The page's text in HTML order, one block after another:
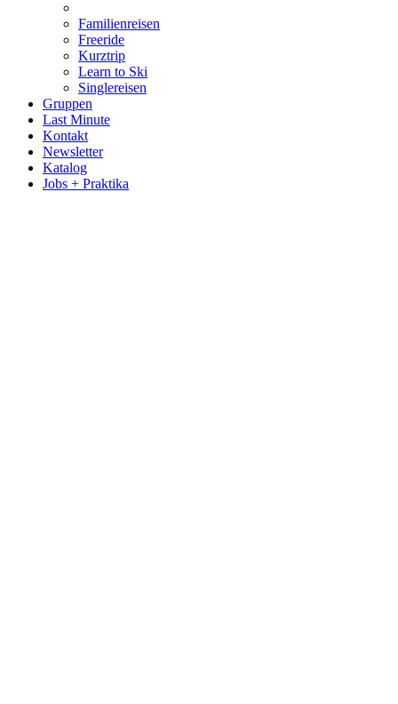
Familienreisen
Freeride
Kurztrip
Learn to Ski
Singlereisen
Gruppen
Last Minute
Kontakt
Newsletter
Katalog
Jobs + Praktika